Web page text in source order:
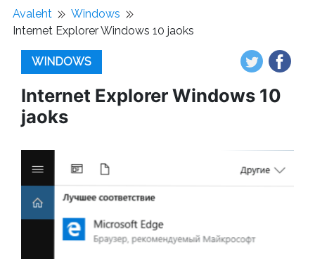
Avaleht
Windows
Internet Explorer Windows 10 jaoks
WINDOWS
Internet Explorer Windows 10
jaoks